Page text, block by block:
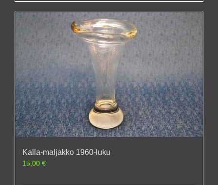
Kalla-maljakko 1960-luku
15,00 €